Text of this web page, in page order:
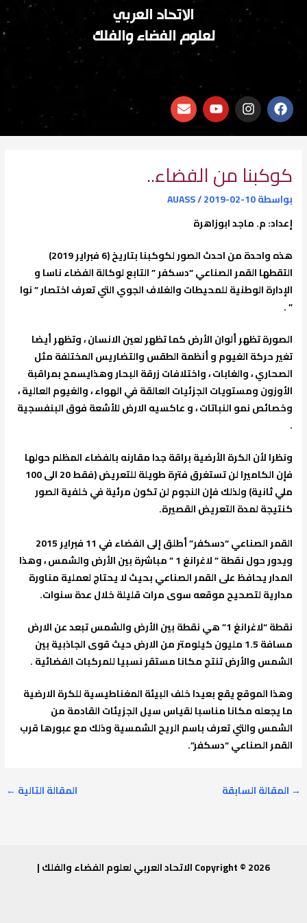
الاتحاد العربي
لعلوم الفضاء والفلك
F
a
c
e
o
o
k
I
n
s
t
g
r
a
m
Y
o
u
t
e
E
n
v
e
o
p
e
كوكبنا من الفضاء..
بواسطة AUASS/2019-02-10
إعداد: م. ماجد ابوزاهرة
هذه واحدة من احدث الصور لكوكبنا بتاريخ (6 فبراير 2019)
التقطها القمر الصناعي “دسكفر ” التابع لوكالة الفضاء ناسا و
الإدارة الوطنية للمحيطات والغلاف الجوي التي تعرف اختصار ” نوا
” .
الصورة تظهر ألوان الأرض كما تظهر لعين الانسان ، وتظهر أيضا
تغير حركة الغيوم و أنظمة الطقس والتضاريس المختلفة مثل
الصحاري ، والغابات ، واختلافات زرقة البحار وهذايسمح بمراقبة
الأوزون ومستويات الجزئيات العالقة في الهواء ، والغيوم العالية ،
وخصائص نمو النباتات ، و عاكسيه الارض للأشعة فوق البنفسجية
.
ونظرا لأن الكرة الأرضية براقة جدا مقارنه بالفضاء المظلم حولها
فإن الكاميرا لن تستغرق فترة طويلة للتعريض (فقط 20 الى 100
ملي ثانية) ولذلك فإن النجوم لن تكون مرئية في خلفية الصور
كنتيجة لمدة التعريض القصيرة.
القمر الصناعي “دسكفر” أطلق إلى الفضاء في 11 فبراير 2015
ويدور حول نقطة ” لاغرانغ 1 ” مباشرة بين الأرض والشمس ، وهذا
المدار يحافظ على القمر الصناعي بحيث لا يحتاج لعملية مناورة
مدارية لتصحيح موقعه سوى مرات قليلة خلال عدة سنوات.
نقطة “لاغرانغ 1” هي نقطة بين الأرض والشمس تبعد عن الارض
مسافة 1.5 مليون كيلومتر من الارض حيث قوى الجاذبية بين
الشمس والأرض تنتج مكانا مستقر نسبيا للمركبات الفضائية .
وهذا الموقع يقع بعيدا خلف البيئة المغناطيسية للكرة الارضية
ما يجعله مكانا مناسبا لقياس سيل الجزيئات القادمة من
الشمس والتي تعرف باسم الريح الشمسية وذلك مع عبورها قرب
القمر الصناعي “دسكفر”.
→ المقالة السابقة المقالة التالية ←
Copyright © 2026 الاتحاد العربي لعلوم الفضاء والفلك |